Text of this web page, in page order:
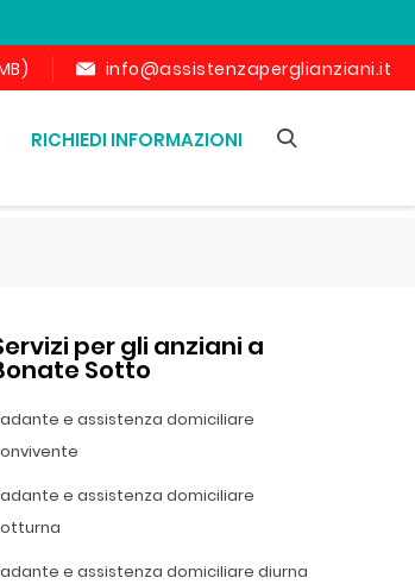
info@assistenzaperglianziani.it
RICHIEDI INFORMAZIONI
per gli anziani a
Sotto
e assistenza domiciliare
e assistenza domiciliare
e assistenza domiciliare diurna